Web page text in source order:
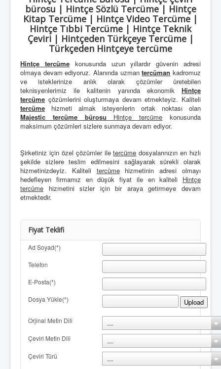
bürosu | Hintçe Sözlü Tercüme | Hintçe
Kitap Tercüme | Hintçe Video Tercüme |
Hintçe Tıbbi Tercüme | Hintçe Teknik
Çeviri | Hintçeden Türkçeye Tercüme |
Türkçeden Hintçeye tercüme
Hintçe tercümekonusunda uzun yıllardır güvenin adresi
olmaya devam ediyoruz. Alanında uzmantercüman kadromuz
ve isteklerinize anlık olarak çözümler üretebilen
teknisyenlerimiz ile kalitenin yanında ekonomik Hintçe
tercüme çözümlerini oluşturmaya devam etmekteyiz. Kaliteli
tercüme hizmeti almak isteyenlerin ortak noktası olan
Majestic tercüme bürosu Hintçe tercüme konusunda
maksimum çözümleri sizlere sunmaya devam ediyor.
Şirketiniz için özel çözümler iletercüme dosyalarınızın en hızlı
şekilde sizlere teslim edilmesini sağlayarak sürekli olarak
hizmetinizdeyiz. Kaliteli tercümehizmetinin adresi olmayı
hedefleyen firmamız en düşük fiyat ile en kaliteli Hintçe
tercüme hizmetini sizler için bir araya getirmeye devam
etmektedir.
Fiyat Teklifi
Ad Soyad(*)
Telefon
E-Posta(*)
Dosya Yükle(*) Upload
Orjinal Metin Dili
Çeviri Metin Dili
Çeviri Türü